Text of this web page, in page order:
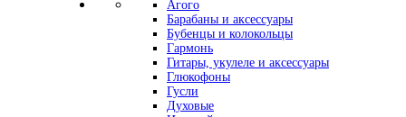
Агого
Барабаны и аксессуары
Бубенцы и колокольцы
Гармонь
Гитары, укулеле и аксессуары
Глюкофоны
Гусли
Духовые